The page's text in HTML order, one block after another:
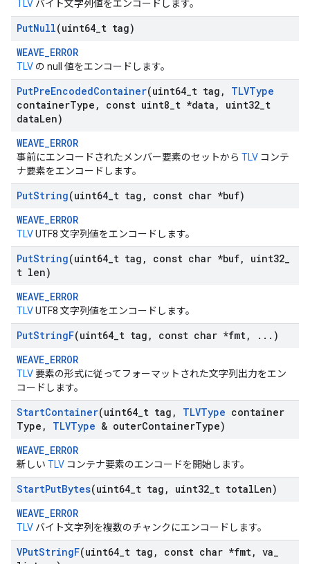
TLV バイト文字列値をエンコードします。
PutNull(uint64 t tag)
WEAVE_ERROR
TLV の null 値をエンコードします。
PutPreEncodedContainer(uint64 t tag ,
TLVType
containerType , const uint8 t *data , uint32 t
dataLen)
WEAVE_ERROR
事前にエンコードされたメンバー要素のセットから TLV コンテ
ナ要素をエンコードします。
PutString(uint64 t tag ,
const char *buf)
WEAVE_ERROR
TLVUTF8 文字列値をエンコードします。
PutString(uint64 t tag , const char *buf, uint32
t len)
WEAVE_ERROR
TLVUTF8 文字列値をエンコードします。
PutStringF(uint64 t tag , const char *fmt, . . . )
WEAVE_ERROR
TLV 要素の形式に従ってフォーマットされた文字列出力をエン
コードします。
StartContainer(uint64 t tag , TLVType container
Type , TLVType & outerContainerType)
WEAVE_ERROR
新しい TLV コンテナ要素のエンコードを開始します。
StartPutBytes(uint64 t tag , uint32 t totalLen)
WEAVE_ERROR
TLV バイト文字列を複数のチャンクにエンコードします。
VPutStringF(uint64 t tag , const char *fmt, va